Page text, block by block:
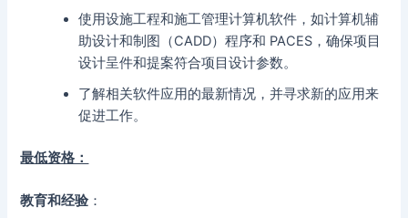
使用设施工程和施工管理计算机软件，如计算机辅
助设计和制图（CADD）程序和 PACES，确保项目
设计呈件和提案符合项目设计参数。
了解相关软件应用的最新情况，并寻求新的应用来
促进工作。
最低资格：
教育和经验：